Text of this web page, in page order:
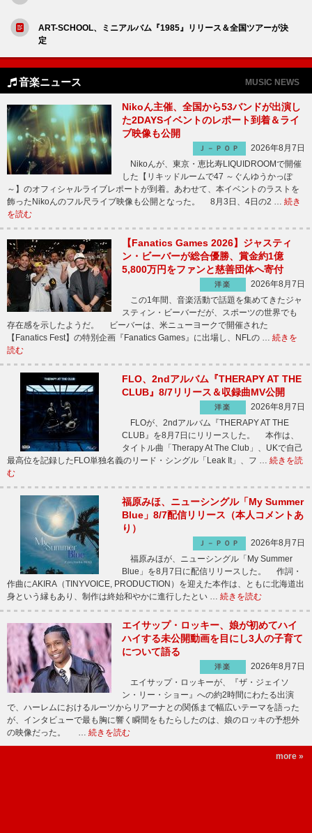
ART-SCHOOL、ミニアルバム『1985』リリース＆全国ツアーが決
定
音楽ニュース MUSIC NEWS
Nikoん主催、全国から53バンドが出演し
た2DAYSイベントのレポート到着＆ライ
ブ映像も公開
Ｊ－ＰＯＰ
2026年8月7日
Nikoんが、東京・恵比寿LIQUIDROOMで開催
した【リキッドルームで47 ～ぐんゆうかっぽ
～】のオフィシャルライブレポートが到着。あわせて、本イベントのラストを
飾ったNikoんのフル尺ライブ映像も公開となった。 8月3日、4日の2 … 続き
を読む
【Fanatics Games 2026】ジャスティ
ン・ビーバーが総合優勝、賞金約1億
5,800万円をファンと慈善団体へ寄付
洋楽
2026年8月7日
この1年間、音楽活動で話題を集めてきたジャ
スティン・ビーバーだが、スポーツの世界でも
存在感を示したようだ。 ビーバーは、米ニューヨークで開催された
【Fanatics Fest】の特別企画『Fanatics Games』に出場し、NFLの … 続きを
読む
FLO、2ndアルバム『THERAPY AT THE
CLUB』8/7リリース＆収録曲MV公開
洋楽
2026年8月7日
FLOが、2ndアルバム『THERAPY AT THE
CLUB』を8月7日にリリースした。 本作は、
タイトル曲「Therapy At The Club」、UKで自己
最高位を記録したFLO単独名義のリード・シングル「Leak It」、フ … 続きを読
む
福原みほ、ニューシングル「My Summer
Blue」8/7配信リリース（本人コメントあ
り）
Ｊ－ＰＯＰ
2026年8月7日
福原みほが、ニューシングル「My Summer
Blue」を8月7日に配信リリースした。 作詞・
作曲にAKIRA（TINYVOICE, PRODUCTION）を迎えた本作は、ともに北海道出
身という縁もあり、制作は終始和やかに進行したとい … 続きを読む
エイサップ・ロッキー、娘が初めてハイ
ハイする未公開動画を目にし3人の子育て
について語る
洋楽
2026年8月7日
エイサップ・ロッキーが、『ザ・ジェイソ
ン・リー・ショー』への約2時間にわたる出演
で、ハーレムにおけるルーツからリアーナとの関係まで幅広いテーマを語った
が、インタビューで最も胸に響く瞬間をもたらしたのは、娘のロッキの予想外
の映像だった。 … 続きを読む
more »